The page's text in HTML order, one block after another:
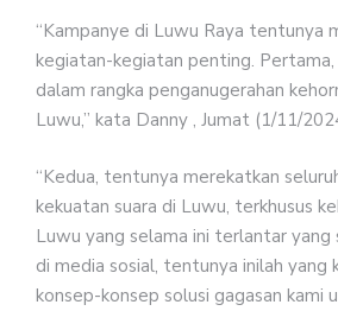
“Kampanye di Luwu Raya tentunya
kegiatan-kegiatan penting.
dalam rangka penganugerahan
Luwu,” kata Danny , Jumat (1/11/
“Kedua, tentunya merekatkan
kekuatan suara di Luwu, terkhusus
Luwu yang selama ini terlantar yang
di media sosial, tentunya inilah yang
konsep-konsep solusi gagasan kami